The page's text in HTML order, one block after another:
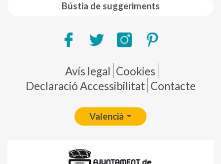
Bústia de suggeriments
Pie de página
Avís legal Cookies
Declaració Accessibilitat Contacte
Valencià